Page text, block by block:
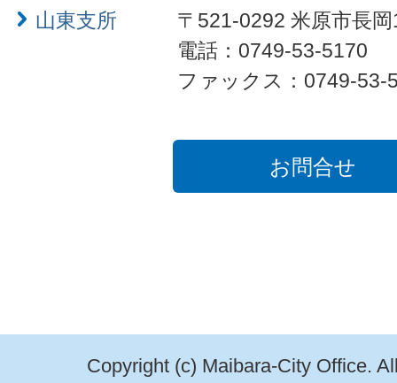
山東支所
〒521-0292 米原市長
電話：0749-53-5170
ファックス：0749-53-
お問合せ
Copyright (c) Maibara-City Office.